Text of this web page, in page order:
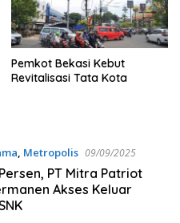
Pemkot Bekasi Kebut
Revitalisasi Tata Kota
, Metropolis 09/09/2025
PT Mitra Patriot
Akses Keluar